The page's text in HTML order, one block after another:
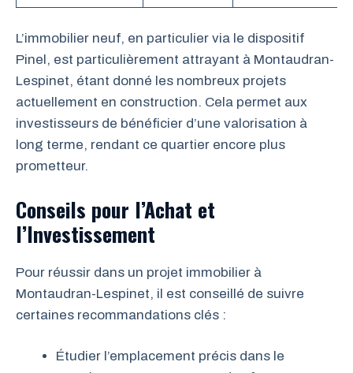
L’immobilier neuf, en particulier via le dispositif
Pinel, est particulièrement attrayant à Montaudran-
Lespinet, étant donné les nombreux projets
actuellement en construction. Cela permet aux
investisseurs de bénéficier d’une valorisation à
long terme, rendant ce quartier encore plus
prometteur.
Conseils pour l’Achat et
l’Investissement
Pour réussir dans un projet immobilier à
Montaudran-Lespinet, il est conseillé de suivre
certaines recommandations clés :
Étudier l’emplacement précis dans le